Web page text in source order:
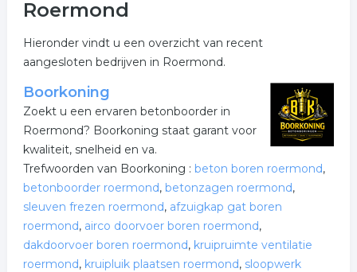
Roermond
Hieronder vindt u een overzicht van recent
aangesloten bedrijven in Roermond.
Boorkoning
Zoekt u een ervaren betonboorder in
Roermond? Boorkoning staat garant voor
kwaliteit, snelheid en va.
Trefwoorden van Boorkoning : beton boren roermond,
betonboorder roermond, betonzagen roermond,
sleuven frezen roermond, afzuigkap gat boren
roermond, airco doorvoer boren roermond,
dakdoorvoer boren roermond, kruipruimte ventilatie
roermond, kruipluik plaatsen roermond, sloopwerk